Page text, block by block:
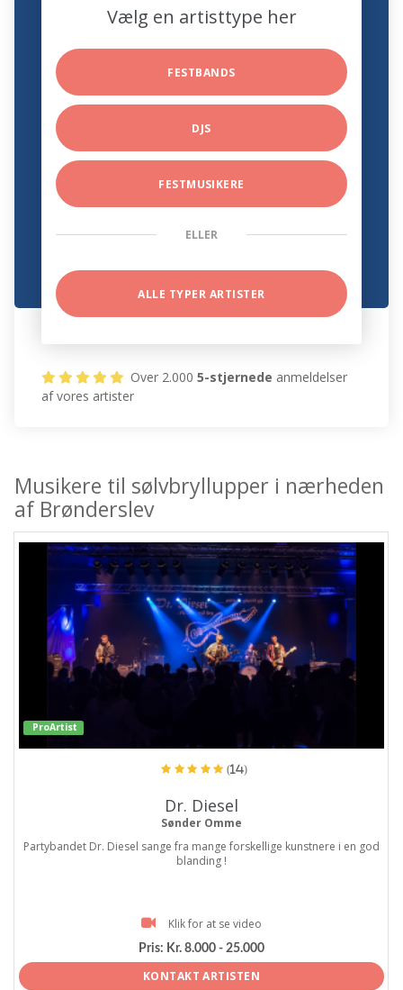
Vælg en artisttype her
FESTBANDS
DJS
FESTMUSIKERE
ELLER
ALLE TYPER ARTISTER
Over 2.0005-stjernede anmeldelser
af vores artister
Musikere til sølvbryllupper i nærheden
af Brønderslev
ProArtist
(14)
Dr. Diesel
Sønder Omme
Partybandet Dr. Diesel sange fra mange forskellige kunstnere i en god
blanding !
Klik for at se video
Pris: Kr. 8.000 - 25.000
KONTAKT ARTISTEN